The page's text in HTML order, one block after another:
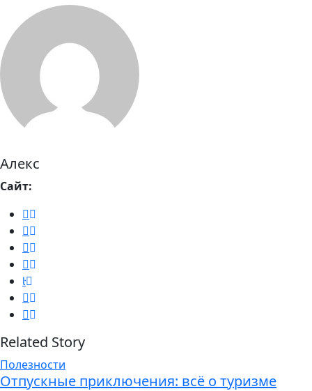
Алекс
Сайт:
Related Story
Полезности
Отпускные приключения: всё о туризме